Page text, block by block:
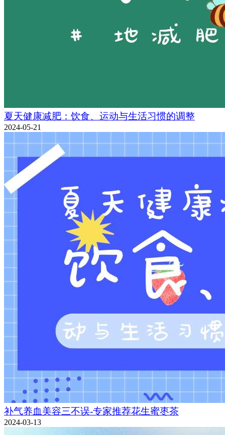
夏天健康减肥：饮食、运动与生活习惯的调整
2024-05-21
补气养血美容三不误-专家推荐花生蜜枣茶
2024-03-13